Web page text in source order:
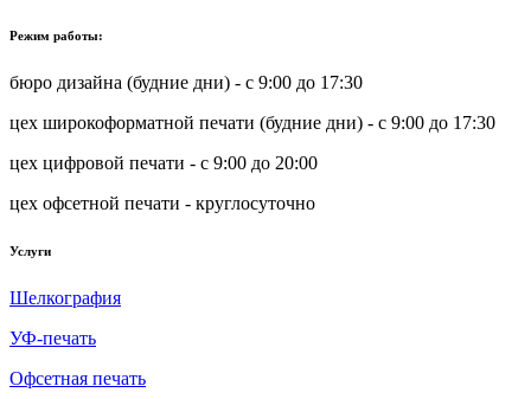
Режим работы:
бюро дизайна (будние дни) - с 9:00 до 17:30
цех широкоформатной печати (будние дни) - с 9:00 до 17:30
цех цифровой печати - с 9:00 до 20:00
цех офсетной печати - круглосуточно
Услуги
Шелкография
УФ-печать
Офсетная печать